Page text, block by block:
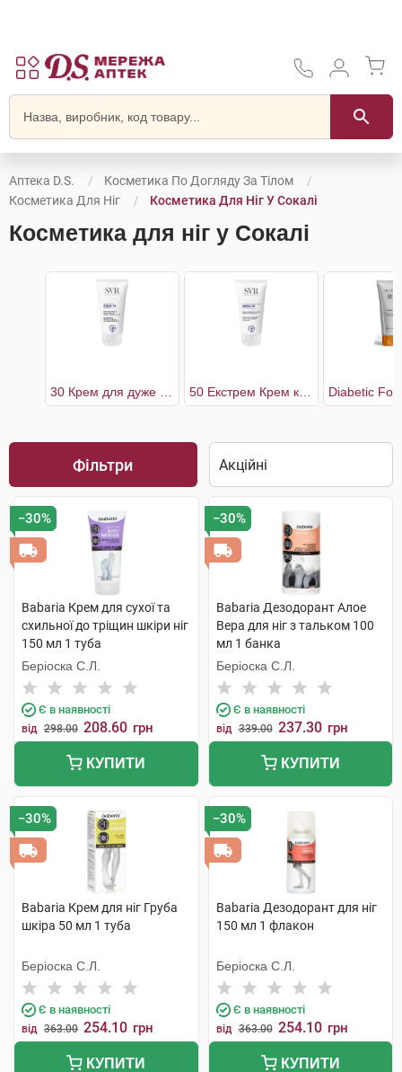
Аптека D.S.
Косметика По Догляду За Тілом
Косметика Для Ніг
Косметика Для Ніг У Сокалі
Косметика для ніг у Сокалі
Фільтри
−30%
Babaria Крем для сухої та
схильної до тріщин шкіри ніг
150 мл 1 туба
Беріоска С.Л.
Є в наявності
від 298.00 208.60 грн
КУПИТИ
−30%
Babaria Дезодорант Алое
Вера для ніг з тальком 100
мл 1 банка
Беріоска С.Л.
Є в наявності
від 339.00 237.30 грн
КУПИТИ
−30%
Babaria Крем для ніг Груба
шкіра 50 мл 1 туба
Беріоска С.Л.
Є в наявності
від 363.00 254.10 грн
КУПИТИ
−30%
Babaria Дезодорант для ніг
150 мл 1 флакон
Беріоска С.Л.
Є в наявності
від 363.00 254.10 грн
КУПИТИ